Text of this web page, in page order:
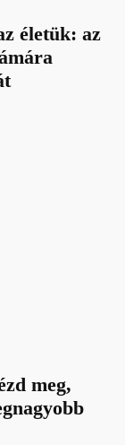
életük: az
meg,